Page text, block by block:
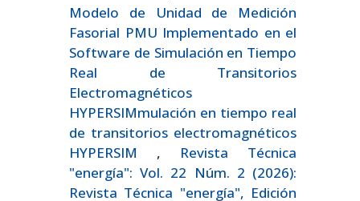
Modelo de Unidad de Medición
Fasorial PMU Implementado en el
Software de Simulación en Tiempo
Real de Transitorios
Electromagnéticos
HYPERSIMmulación en tiempo real
de transitorios electromagnéticos
HYPERSIM , Revista Técnica
"energía": Vol. 22 Núm. 2 (2026):
Revista Técnica "energía", Edición